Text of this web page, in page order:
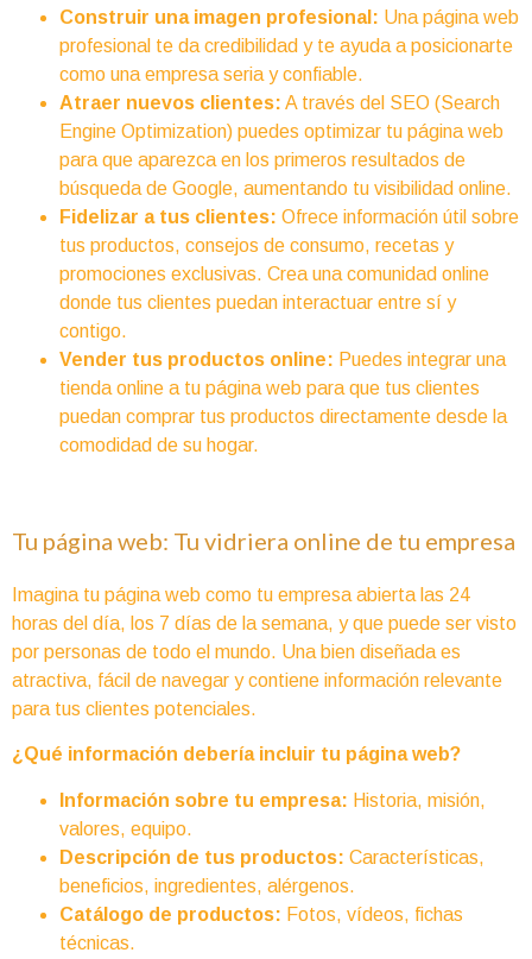
Construir una imagen profesional: Una página web
profesional te da credibilidad y te ayuda a posicionarte
como una empresa seria y confiable.
Atraer nuevos clientes: A través del SEO (Search
Engine Optimization) puedes optimizar tu página web
para que aparezca en los primeros resultados de
búsqueda de Google, aumentando tu visibilidad online.
Fidelizar a tus clientes: Ofrece información útil sobre
tus productos, consejos de consumo, recetas y
promociones exclusivas. Crea una comunidad online
donde tus clientes puedan interactuar entre sí y
contigo.
Vender tus productos online: Puedes integrar una
tienda online a tu página web para que tus clientes
puedan comprar tus productos directamente desde la
comodidad de su hogar.
Tu página web: Tu vidriera online de tu empresa
Imagina tu página web como tu empresa abierta las 24
horas del día, los 7 días de la semana, y que puede ser visto
por personas de todo el mundo. Una bien diseñada es
atractiva, fácil de navegar y contiene información relevante
para tus clientes potenciales.
¿Qué información debería incluir tu página web?
Información sobre tu empresa: Historia, misión,
valores, equipo.
Descripción de tus productos: Características,
beneficios, ingredientes, alérgenos.
Catálogo de productos: Fotos, vídeos, fichas
técnicas.